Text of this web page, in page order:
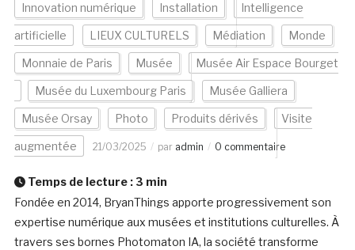
Innovation numérique Installation Intelligence
artificielle LIEUX CULTURELS Médiation Monde
Monnaie de Paris Musée Musée Air Espace Bourget
Musée du Luxembourg Paris Musée Galliera
Musée Orsay Photo Produits dérivés Visite
augmentée 21/03/2025 par admin 0 commentaire
Temps de lecture : 3 min
Fondée en 2014, BryanThings apporte progressivement son
expertise numérique aux musées et institutions culturelles. À
travers ses bornes Photomaton IA, la société transforme